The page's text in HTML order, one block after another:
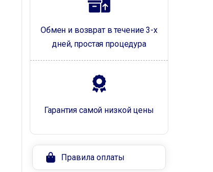
Обмен и возврат в течение 3-х
дней, простая процедура
Гарантия самой низкой цены
Правила оплаты